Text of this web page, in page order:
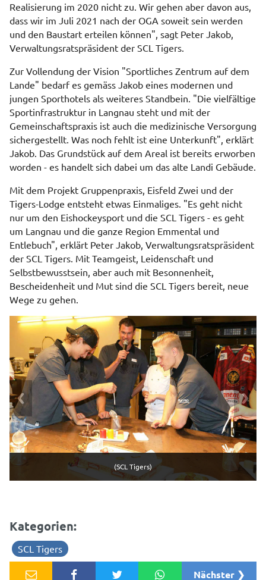
Realisierung im 2020 nicht zu. Wir gehen aber davon aus,
dass wir im Juli 2021 nach der OGA soweit sein werden
und den Baustart erteilen können", sagt Peter Jakob,
Verwaltungsratspräsident der SCL Tigers.
Zur Vollendung der Vision "Sportliches Zentrum auf dem
Lande" bedarf es gemäss Jakob eines modernen und
jungen Sporthotels als weiteres Standbein. "Die vielfältige
Sportinfrastruktur in Langnau steht und mit der
Gemeinschaftspraxis ist auch die medizinische Versorgung
sichergestellt. Was noch fehlt ist eine Unterkunft", erklärt
Jakob. Das Grundstück auf dem Areal ist bereits erworben
worden - es handelt sich dabei um das alte Landi Gebäude.
Mit dem Projekt Gruppenpraxis, Eisfeld Zwei und der
Tigers-Lodge entsteht etwas Einmaliges. "Es geht nicht
nur um den Eishockeysport und die SCL Tigers - es geht
um Langnau und die ganze Region Emmental und
Entlebuch", erklärt Peter Jakob, Verwaltungsratspräsident
der SCL Tigers. Mit Teamgeist, Leidenschaft und
Selbstbewusstsein, aber auch mit Besonnenheit,
Bescheidenheit und Mut sind die SCL Tigers bereit, neue
Wege zu gehen.
(SCL Tigers)
Kategorien:
SCL Tigers
Nächster ❯